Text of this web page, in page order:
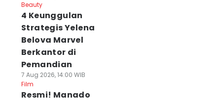
Beauty
4 Keunggulan
Strategis Yelena
Belova Marvel
Berkantor di
Pemandian
7 Aug 2026, 14:00 WIB
Film
Resmi! Manado